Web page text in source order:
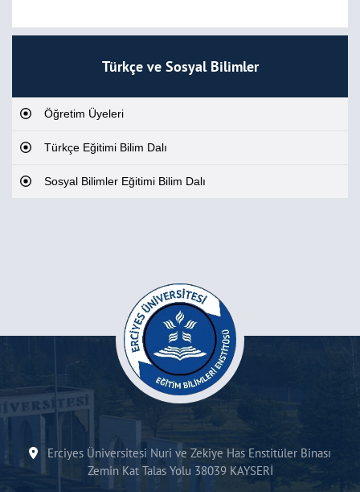
Türkçe ve Sosyal Bilimler
Öğretim Üyeleri
Türkçe Eğitimi Bilim Dalı
Sosyal Bilimler Eğitimi Bilim Dalı
Erciyes Üniversitesi Nuri ve Zekiye Has Enstitüler Binası
Zemin Kat Talas Yolu 38039 KAYSERİ